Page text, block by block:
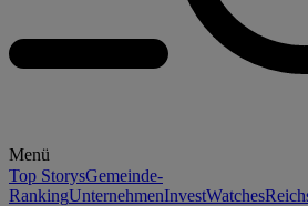
Menü
Top StorysGemeinde-
RankingUnternehmenInvestWatches